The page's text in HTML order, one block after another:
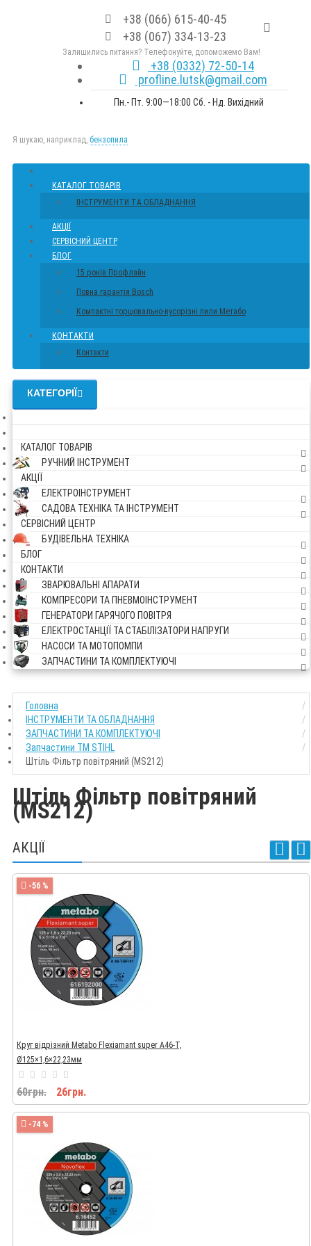
+38 (066) 615-40-45
+38 (067) 334-13-23
Залишились питання? Телефонуйте, допоможемо Вам!
+38 (0332) 72-50-14
profline.lutsk@gmail.com
Пн.- Пт. 9:00—18:00 Сб. - Нд. Вихідний
Я шукаю, наприклад, бензопила
КАТАЛОГ ТОВАРІВ
ІНСТРУМЕНТИ ТА ОБЛАДНАННЯ
АКЦІЇ
СЕРВІСНИЙ ЦЕНТР
БЛОГ
15 років Профлайн
Повна гарантія Bosch
Компактні торцювально-вусорізні пили Метабо
КОНТАКТИ
Контакти
КАТЕГОРІЇ
КАТАЛОГ ТОВАРІВ
РУЧНИЙ ІНСТРУМЕНТ
АКЦІЇ
ЕЛЕКТРОІНСТРУМЕНТ
САДОВА ТЕХНІКА ТА ІНСТРУМЕНТ
СЕРВІСНИЙ ЦЕНТР
БУДІВЕЛЬНА ТЕХНІКА
БЛОГ
КОНТАКТИ
ЗВАРЮВАЛЬНІ АПАРАТИ
КОМПРЕСОРИ ТА ПНЕВМОІНСТРУМЕНТ
ГЕНЕРАТОРИ ГАРЯЧОГО ПОВІТРЯ
ЕЛЕКТРОСТАНЦІЇ ТА СТАБІЛІЗАТОРИ НАПРУГИ
НАСОСИ ТА МОТОПОМПИ
ЗАПЧАСТИНИ ТА КОМПЛЕКТУЮЧІ
Головна
ІНСТРУМЕНТИ ТА ОБЛАДНАННЯ
ЗАПЧАСТИНИ ТА КОМПЛЕКТУЮЧІ
Запчастини ТМ STIHL
Штіль Фільтр повітряний (MS212)
Штіль Фільтр повітряний
(MS212)
АКЦІЇ
-56 %
Круг відрізний Metabo Flexiamant super A46-T,
Ø125×1,6×22,23мм
60грн. 26грн.
-74 %